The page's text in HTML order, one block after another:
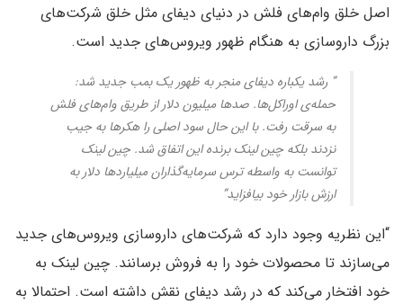
اصل خلق وام‌های فلش در دنیای دیفای مثل خلق شرکت‌های
بزرگ داروسازی به هنگام ظهور ویروس‌های جدید است.
” رشد یکباره دیفای منجر به ظهور یک بمب جدید شد:
حمله‌ی اوراکل‌ها. صدها میلیون دلار از طریق وام‌های فلش
به سرقت رفت. با این حال سود اصلی را هکرها به جیب
نزدند بلکه چین لینک برنده این اتفاق شد. چین لینک
توانست به واسطه ترس سرمایه‌گذاران میلیاردها دلار به
ارزش بازار خود بیافزاید”
“این نظریه وجود دارد که شرکت‌های داروسازی ویروس‌های جدید
می‌سازند تا محصولات خود را به فروش برسانند. چین لینک به
خود افتخار می‌کند که در رشد دیفای نقش داشته است. احتمالا به